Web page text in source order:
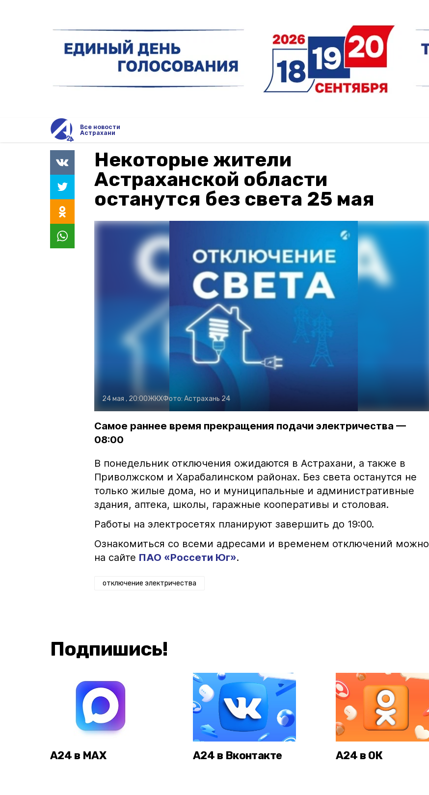
Все новости
Астрахани
Некоторые жители
Астраханской области
останутся без света 25 мая
24 мая , 20:00ЖКХФото: Астрахань 24
Самое раннее время прекращения подачи электричества —
08:00
В понедельник отключения ожидаются в Астрахани, а также в
Приволжском и Харабалинском районах. Без света останутся не
только жилые дома, но и муниципальные и административные
здания, аптека, школы, гаражные кооперативы и столовая.
Работы на электросетях планируют завершить до 19:00.
Ознакомиться со всеми адресами и временем отключений можно
на сайте ПАО «Россети Юг».
отключение электричества
Подпишись!
А24 в MAX А24 в Вконтакте А24 в ОК